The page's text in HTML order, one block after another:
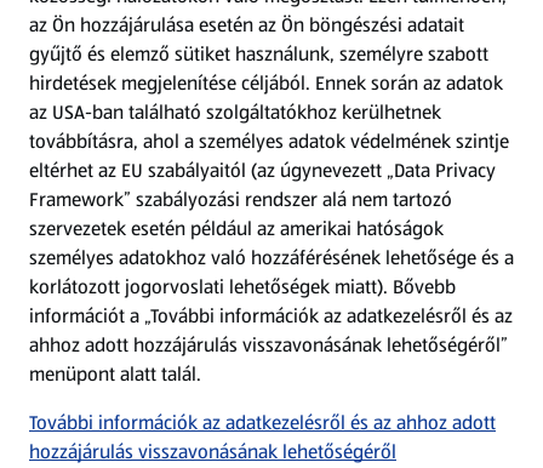
ALDI utalványok
Árcsökkentés
Adattörlő alkalmazás
Szervizpont
(új oldalon nyílik meg)
Fedezz fel minket az interneten!
Töltsd le az ALDI Magyarország applikációt!
az Ön hozzájárulása esetén az Ön böngészési adatait
gyűjtő és elemző sütiket használunk, személyre szabott
hirdetések megjelenítése céljából. Ennek során az adatok
az USA-ban található szolgáltatókhoz kerülhetnek
továbbításra, ahol a személyes adatok védelmének szintje
eltérhet az EU szabályaitól (az úgynevezett „Data Privacy
Framework” szabályozási rendszer alá nem tartozó
szervezetek esetén például az amerikai hatóságok
személyes adatokhoz való hozzáférésének lehetősége és a
korlátozott jogorvoslati lehetőségek miatt). Bővebb
információt a „További információk az adatkezelésről és az
ahhoz adott hozzájárulás visszavonásának lehetőségéről”
menüpont alatt talál.
További információk az adatkezelésről és az ahhoz adott
hozzájárulás visszavonásának lehetőségéről